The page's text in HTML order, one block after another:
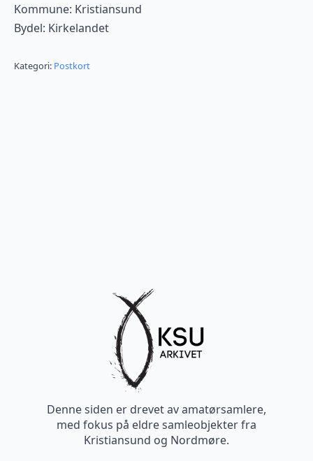
Kommune: Kristiansund
Bydel: Kirkelandet
Kategori: Postkort
Denne siden er drevet av amatørsamlere,
med fokus på eldre samleobjekter fra
Kristiansund og Nordmøre.